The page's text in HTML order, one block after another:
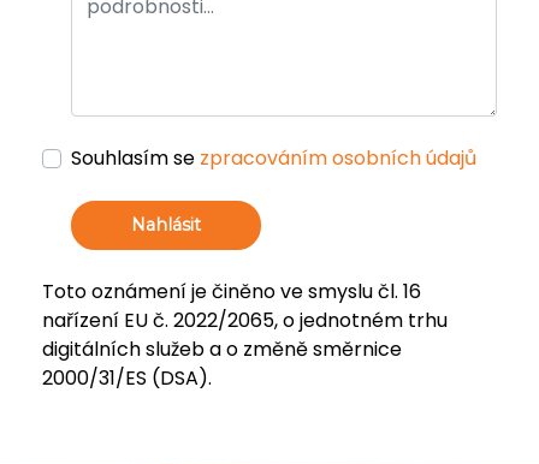
Souhlasím se zpracováním osobních údajů
Nahlásit
Toto oznámení je činěno ve smyslu čl. 16
nařízení EU č. 2022/2065, o jednotném trhu
digitálních služeb a o změně směrnice
2000/31/ES (DSA).